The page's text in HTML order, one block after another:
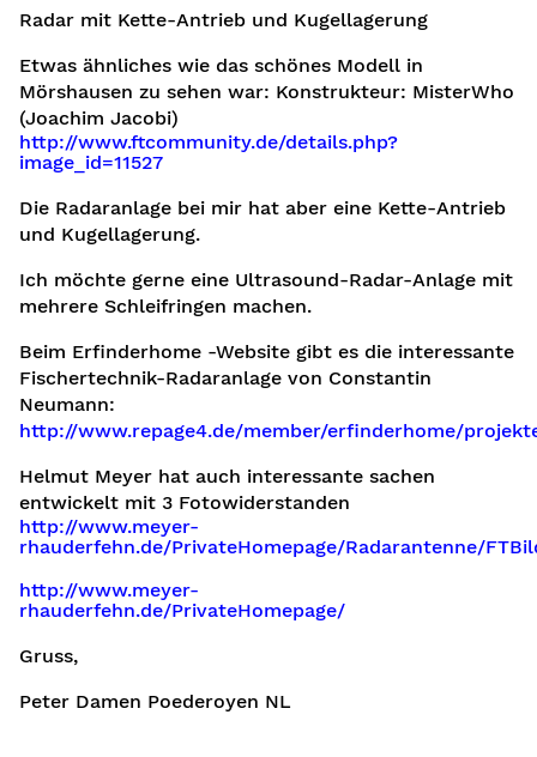
Radar mit Kette-Antrieb und Kugellagerung
Etwas ähnliches wie das schönes Modell in
Mörshausen zu sehen war: Konstrukteur: MisterWho
(Joachim Jacobi)
http://www.ftcommunity.de/details.php?
image_id=11527
Die Radaranlage bei mir hat aber eine Kette-Antrieb
und Kugellagerung.
Ich möchte gerne eine Ultrasound-Radar-Anlage mit
mehrere Schleifringen machen.
Beim Erfinderhome -Website gibt es die interessante
Fischertechnik-Radaranlage von Constantin
Neumann:
http://www.repage4.de/member/erfinderhome/
Helmut Meyer hat auch interessante sachen
entwickelt mit 3 Fotowiderstanden
http://www.meyer-
rhauderfehn.de/PrivateHomepage/Radarantenne/
http://www.meyer-
rhauderfehn.de/PrivateHomepage/
Gruss,
Peter Damen Poederoyen NL